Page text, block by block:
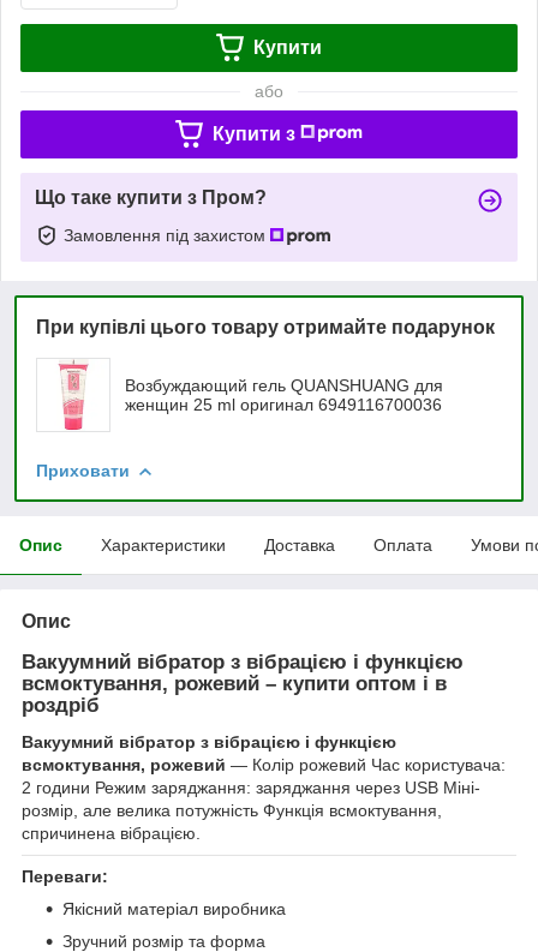
Купити
або
Купити з
Що таке купити з Пром?
Замовлення під захистом
При купівлі цього товару отримайте подарунок
Возбуждающий гель QUANSHUANG для
женщин 25 ml оригинал 6949116700036
Приховати
Опис Характеристики Доставка Оплата Умови
Опис
Вакуумний вібратор з вібрацією і функцією
всмоктування, рожевий – купити оптом і в
роздріб
Вакуумний вібратор з вібрацією і функцією
всмоктування, рожевий — Колір рожевий Час користувача:
2 години Режим заряджання: заряджання через USB Міні-
розмір, але велика потужність Функція всмоктування,
спричинена вібрацією.
Переваги:
Якісний матеріал виробника
Зручний розмір та форма